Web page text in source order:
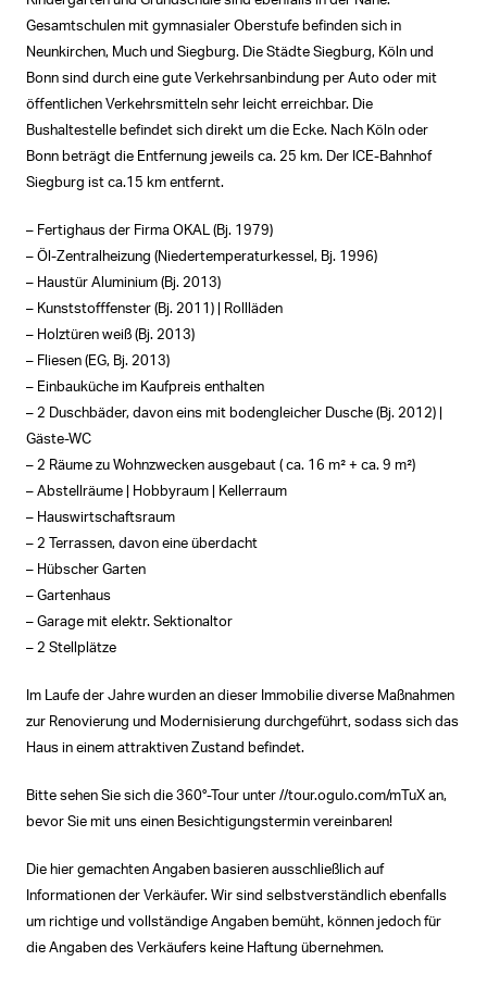
Gesamtschulen mit gymnasialer Oberstufe befinden sich in
Neunkirchen, Much und Siegburg. Die Städte Siegburg, Köln und
Bonn sind durch eine gute Verkehrsanbindung per Auto oder mit
öffentlichen Verkehrsmitteln sehr leicht erreichbar. Die
Bushaltestelle befindet sich direkt um die Ecke. Nach Köln oder
Bonn beträgt die Entfernung jeweils ca. 25 km. Der ICE-Bahnhof
Siegburg ist ca.15 km entfernt.
– Fertighaus der Firma OKAL (Bj. 1979)
– Öl-Zentralheizung (Niedertemperaturkessel, Bj. 1996)
– Haustür Aluminium (Bj. 2013)
– Kunststofffenster (Bj. 2011) | Rollläden
– Holztüren weiß (Bj. 2013)
– Fliesen (EG, Bj. 2013)
– Einbauküche im Kaufpreis enthalten
– 2 Duschbäder, davon eins mit bodengleicher Dusche (Bj. 2012) |
Gäste-WC
– 2 Räume zu Wohnzwecken ausgebaut ( ca. 16 m² + ca. 9 m²)
– Abstellräume | Hobbyraum | Kellerraum
– Hauswirtschaftsraum
– 2 Terrassen, davon eine überdacht
– Hübscher Garten
– Gartenhaus
– Garage mit elektr. Sektionaltor
– 2 Stellplätze
Im Laufe der Jahre wurden an dieser Immobilie diverse Maßnahmen
zur Renovierung und Modernisierung durchgeführt, sodass sich das
Haus in einem attraktiven Zustand befindet.
Bitte sehen Sie sich die 360°-Tour unter //tour.ogulo.com/mTuX an,
bevor Sie mit uns einen Besichtigungstermin vereinbaren!
Die hier gemachten Angaben basieren ausschließlich auf
Informationen der Verkäufer. Wir sind selbstverständlich ebenfalls
um richtige und vollständige Angaben bemüht, können jedoch für
die Angaben des Verkäufers keine Haftung übernehmen.